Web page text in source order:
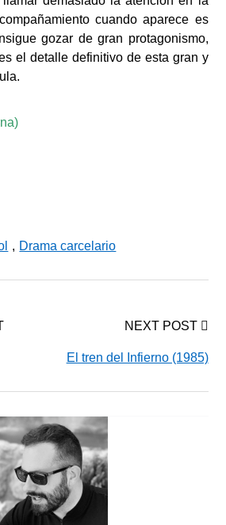
cuando aparece es
gozar de gran protagonismo,
el detalle definitivo de esta gran y
, Drama carcelario
NEXT POST
El tren del Infierno (1985)